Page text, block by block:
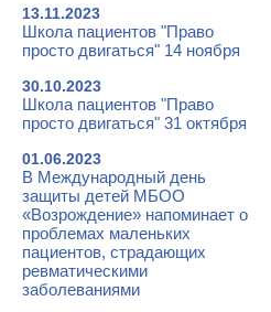
13.11.2023
Школа пациентов "Право
просто двигаться" 14 ноября
30.10.2023
Школа пациентов "Право
просто двигаться" 31 октября
01.06.2023
В Международный день
защиты детей МБОО
«Возрождение» напоминает о
проблемах маленьких
пациентов, страдающих
ревматическими
заболеваниями